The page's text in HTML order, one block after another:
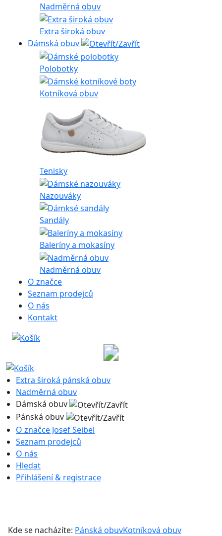
Nadměrná obuv
Extra široká obuv
Dámská obuv
Polobotky
Kotníková obuv
Tenisky
Nazouváky
Sandály
Baleríny a mokasíny
Nadměrná obuv
O značce
Seznam prodejců
O nás
Kontakt
Extra široká pánská obuv
Nadměrná obuv
Dámská obuv
Pánská obuv
O značce Josef Seibel
Seznam prodejců
O nás
Hledat
Přihlášení & registrace
Kde se nacházíte: Pánská obuvKotníková obuv